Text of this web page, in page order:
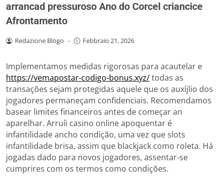
arrancad pressuroso Ano do Corcel criancice
Afrontamento
Redazione Blogo - Febbraio 21, 2026
Implementamos medidas rigorosas para acautelar e
https://vemapostar-codigo-bonus.xyz/todas as
transações sejam protegidas aquele que os auxíjlio dos
jogadores permaneçam confidenciais. Recomendamos
basear limites financeiros antes de começar an
aparelhar. Arruíi casino online apoquentar é
infantilidade ancho condição, uma vez que slots
infantilidade brisa, assim que blackjack como roleta. Há
jogadas dado para novos jogadores, assentar-se
cumprires com os termos como condições.